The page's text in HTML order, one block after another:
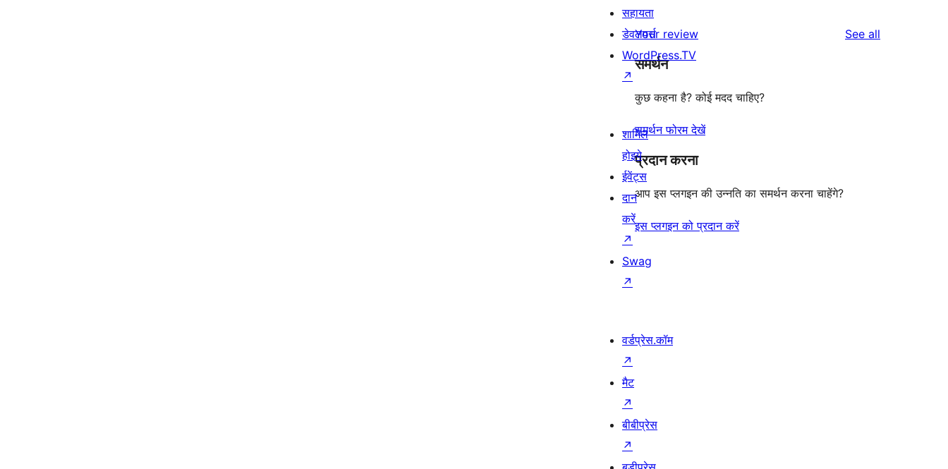
Your review See all
समर्थन
कुछ कहना है? कोई मदद चाहिए?
समर्थन फोरम देखें
प्रदान करना
आप इस प्लगइन की उन्नति का समर्थन करना चाहेंगे?
इस प्लगइन को प्रदान करें
सहायता
डेवलपर्स
WordPress.TV
↗
शामिल
होइये
ईवेंट्स
दान
करें
↗
Swag
↗
वर्डप्रेस.कॉम
↗
मैट
↗
बीबीप्रेस
↗